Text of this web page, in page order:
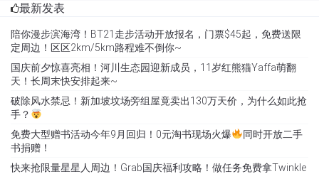
最新发表
陪你漫步滨海湾！BT21走步活动开放报名，门票$45起，免费送限
定周边！区区2km/5km路程难不倒你~
国庆前夕惊喜亮相！河川生态园迎新成员，11岁红熊猫Yaffa萌翻
天！长周末快安排起来~
破除风水禁忌！新加坡坟场旁组屋竟卖出130万天价，为什么如此抢
手？
免费大型赠书活动今年9月回归！0元淘书现场火爆
同时开放二手
书捐赠！
快来抢限量星星人周边！Grab国庆福利攻略！做任务免费拿Twinkle